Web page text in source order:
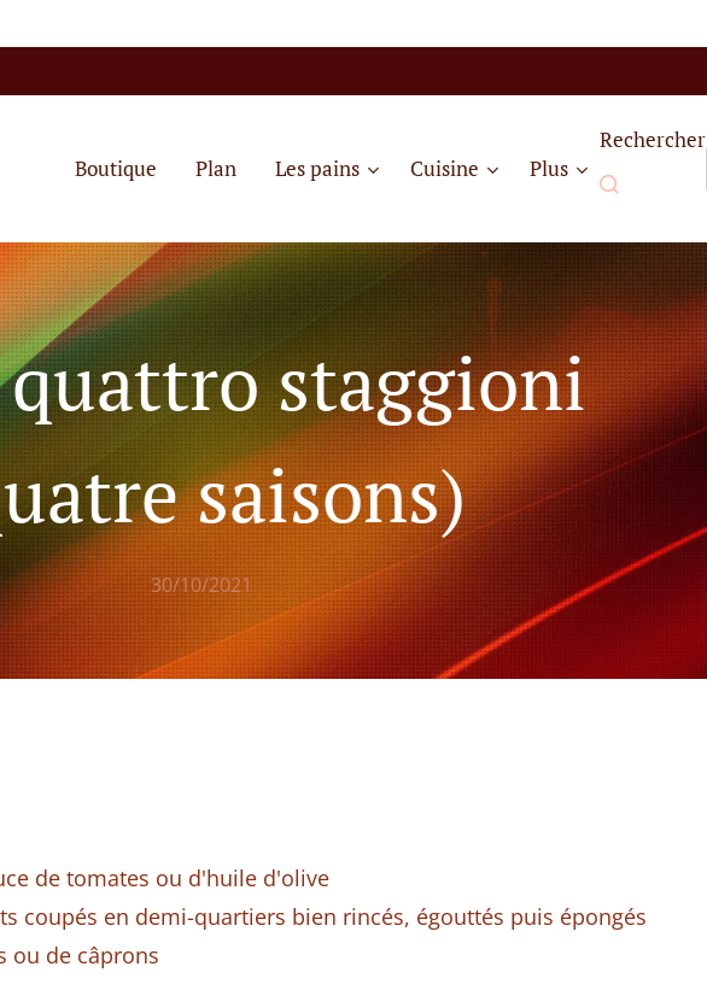
Boutique Plan Les pains Cuisine Plus
Rechercher
quattro staggioni
saisons)
30/10/2021
de tomates ou d'huile d'olive
coupés en demi-quartiers bien rincés, égouttés puis épongés
ou de câprons